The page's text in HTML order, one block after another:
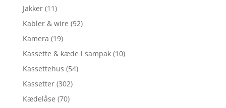
Jakker (11)
Kabler & wire (92)
Kamera (19)
Kassette & kæde i sampak (10)
Kassettehus (54)
Kassetter (302)
Kædelåse (70)